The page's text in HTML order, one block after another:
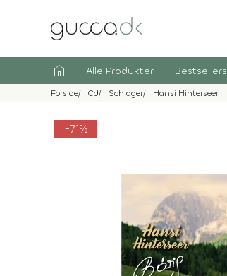
home Alle Produkter Bestsellers
Forside Cd Schlager Hansi Hinterseer
-71%